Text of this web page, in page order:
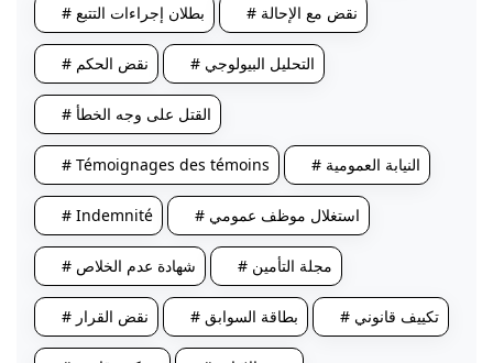
# بطلان إجراءات التتبع # نقض مع الإحالة
# نقض الحكم # التحليل البيولوجي
# القتل على وجه الخطأ
# Témoignages des témoins # النيابة العمومية
# Indemnité # استغلال موظف عمومي
# شهادة عدم الخلاص # مجلة التأمين
# نقض القرار # بطاقة السوابق # تكييف قانوني